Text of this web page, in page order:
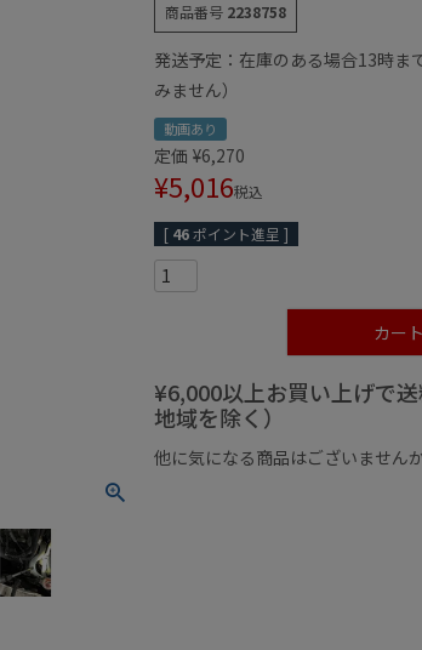
商品番号 2238758
発送予定：在庫のある場合13時ま
みません）
動画あり
定価 ¥6,270
¥5,016税込
[ 46ポイント進呈 ]
カー
¥6,000以上お買い上げで
地域を除く）
他に気になる商品はございません